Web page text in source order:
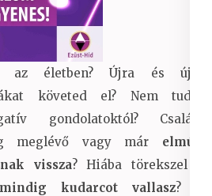
az életben? Újra és újra
követed el? Nem tudsz
gondolatoktól? Családi
meglévő vagy már elmúlt
vissza? Hiába törekszel a
mindig kudarcot vallasz? A